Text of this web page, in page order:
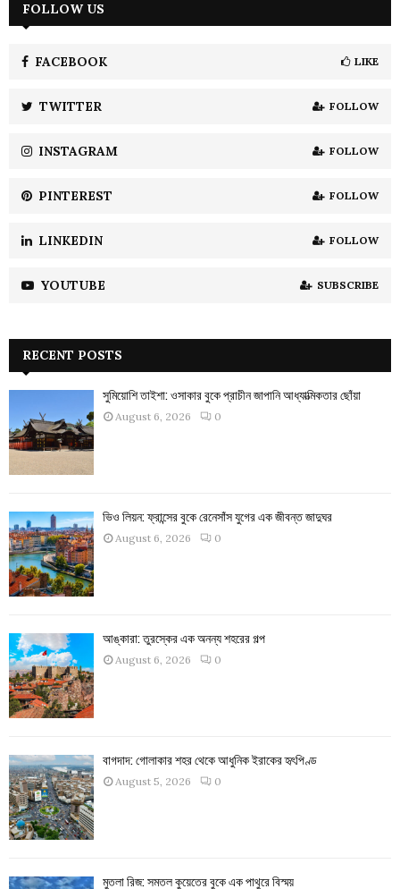
h
H
FOLLOW US
FACEBOOK LIKE
TWITTER FOLLOW
INSTAGRAM FOLLOW
PINTEREST FOLLOW
LINKEDIN FOLLOW
YOUTUBE SUBSCRIBE
RECENT POSTS
সুমিয়োশি তাইশা: ওসাকার বুকে প্রাচীন জাপানি আধ্যাত্মিকতার ছোঁয়া
August 6, 2026 0
ভিও লিয়ন: ফ্রান্সের বুকে রেনেসাঁস যুগের এক জীবন্ত জাদুঘর
August 6, 2026 0
আঙ্কারা: তুরস্কের এক অনন্য শহরের গল্প
August 6, 2026 0
বাগদাদ: গোলাকার শহর থেকে আধুনিক ইরাকের হৃৎপিণ্ড
August 5, 2026 0
মুতলা রিজ: সমতল কুয়েতের বুকে এক পাথুরে বিস্ময়